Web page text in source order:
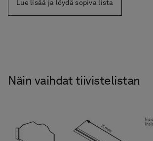
Lue lisää ja löydä sopiva lista
Näin vaihdat tiivistelistan